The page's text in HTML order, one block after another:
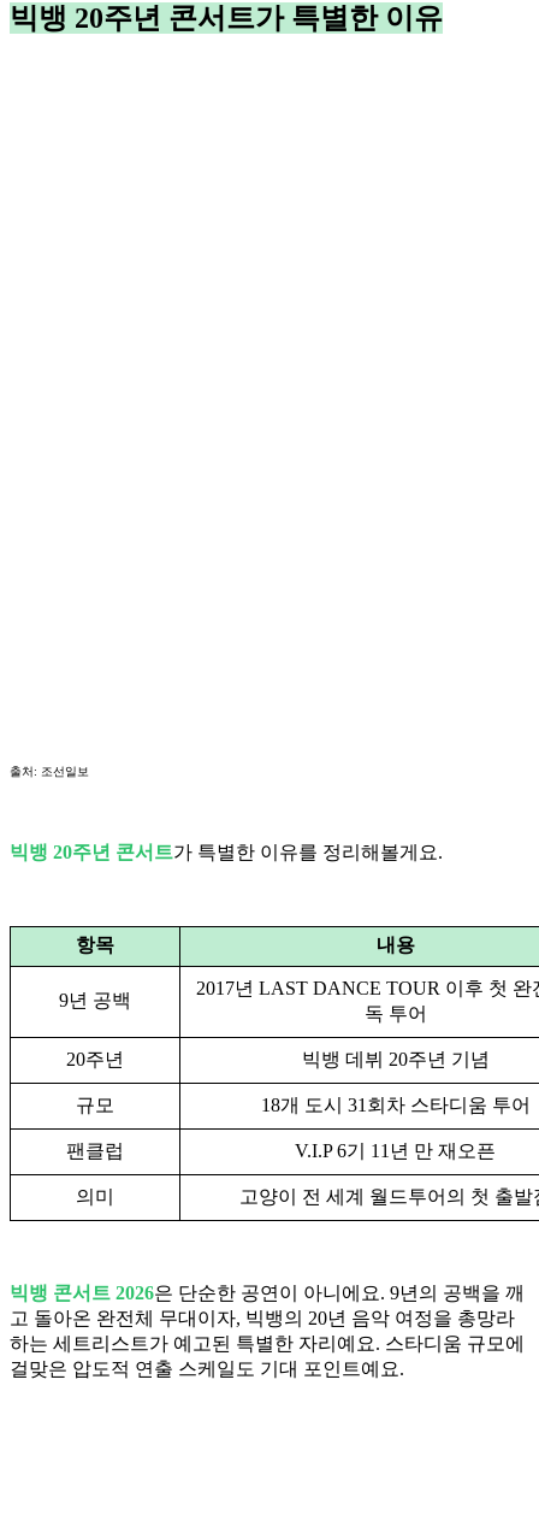
빅뱅 20주년 콘서트가 특별한 이유
출처: 조선일보
빅뱅 20주년 콘서트가 특별한 이유를 정리해볼게요.
항목 내용
9년 공백
2017년 LAST DANCE TOUR 이후 첫 완
독 투어
20주년 빅뱅 데뷔 20주년 기념
규모 18개 도시 31회차 스타디움 투어
팬클럽 V.I.P 6기 11년 만 재오픈
의미 고양이 전 세계 월드투어의 첫 출발
빅뱅 콘서트 2026은 단순한 공연이 아니에요. 9년의 공백을 깨
고 돌아온 완전체 무대이자, 빅뱅의 20년 음악 여정을 총망라
하는 세트리스트가 예고된 특별한 자리예요. 스타디움 규모에
걸맞은 압도적 연출 스케일도 기대 포인트예요.